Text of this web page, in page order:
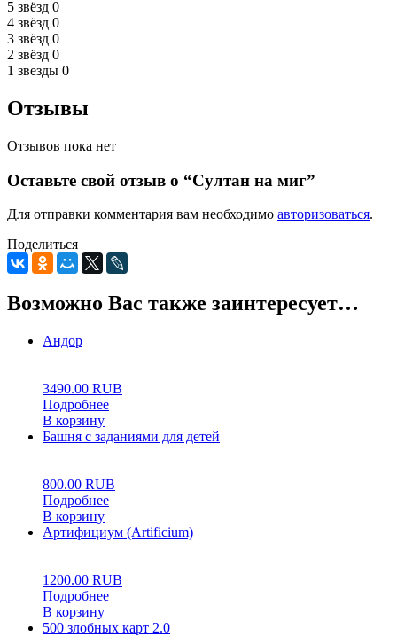
5 звёзд 0
4 звёзд 0
3 звёзд 0
2 звёзд 0
1 звезды 0
Отзывы
Отзывов пока нет
Оставьте свой отзыв о “Султан на миг”
Для отправки комментария вам необходимо авторизоваться.
Поделиться
Возможно Вас также заинтересует…
Андор
3490.00 RUB
Подробнее
В корзину
Башня с заданиями для детей
800.00 RUB
Подробнее
В корзину
Артифициум (Artificium)
1200.00 RUB
Подробнее
В корзину
500 злобных карт 2.0